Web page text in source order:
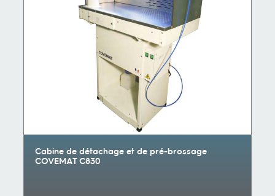
Cabine de détachage et de pré-brossage
COVEMAT C830